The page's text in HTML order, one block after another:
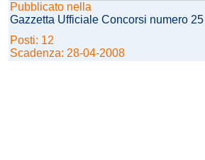
Pubblicato nella
Gazzetta Ufficiale Concorsi numero
Posti: 12
Scadenza: 28-04-2008